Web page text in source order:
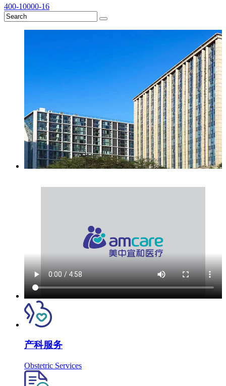
400-10000-16
产科服务
Obstetric Services